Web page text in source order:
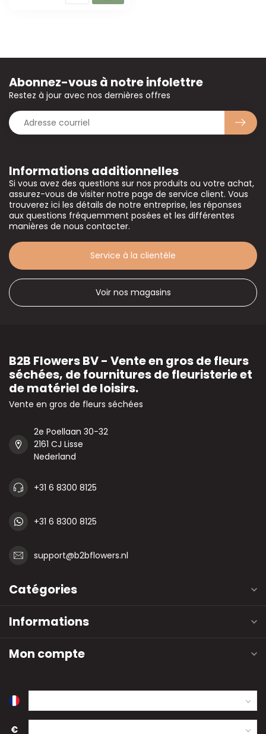
Informations additionnelles
Si vous avez des questions sur nos produits ou votre achat,
assurez-vous de visiter notre page de service client. Vous
trouverez ici les détails de notre entreprise, les réponses
aux questions fréquemment posées et les différentes
manières de nous contacter.
Service à la clientèle
Voir nos magasins
Abonnez-vous à notre infolettre
Restez à jour avec nos dernières offres
B2B Flowers BV - Vente en gros de fleurs
séchées, de fournitures de fleuristerie et
de matériel de loisirs.
Vente en gros de fleurs séchées
2e Poellaan 30-32
2161 CJ Lisse
Nederland
+31 6 8300 8125
+31 6 8300 8125
support@b2bflowers.nl
Catégories
Informations
Mon compte
€